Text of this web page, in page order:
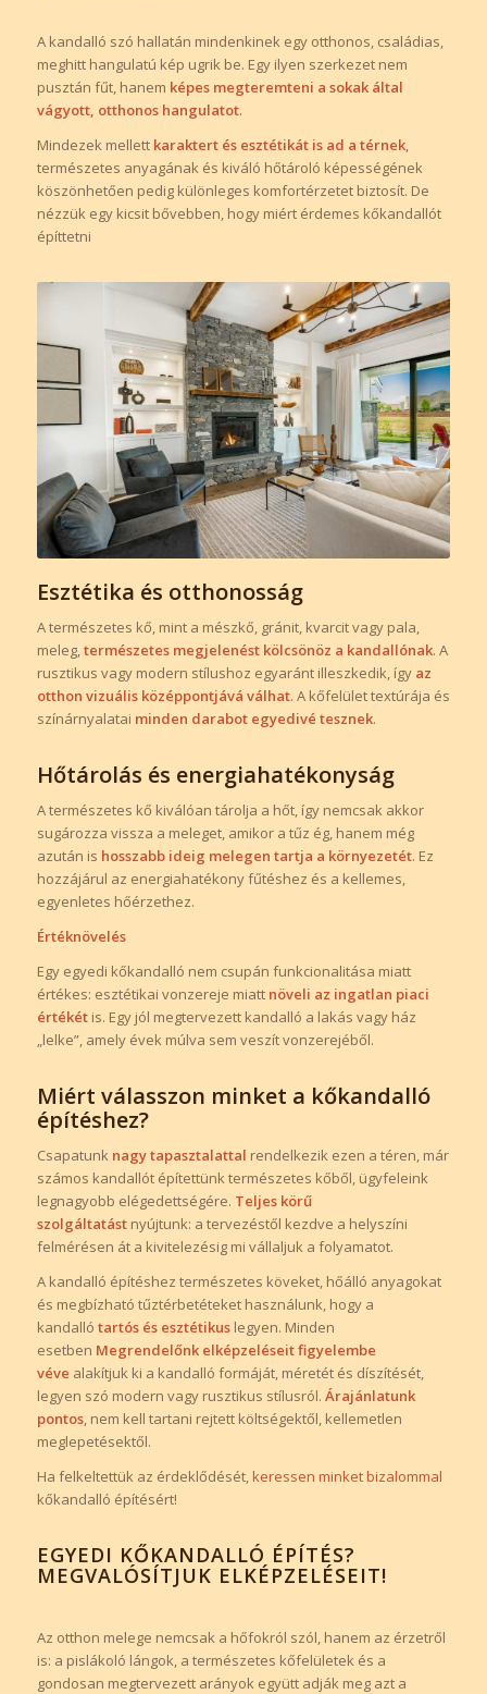
A kandalló szó hallatán mindenkinek egy otthonos, családias,
meghitt hangulatú kép ugrik be. Egy ilyen szerkezet nem
pusztán fűt, hanem képes megteremteni a sokak által
vágyott, otthonos hangulatot.
Mindezek mellett karaktert és esztétikát is ad a térnek,
természetes anyagának és kiváló hőtároló képességének
köszönhetően pedig különleges komfortérzetet biztosít. De
nézzük egy kicsit bővebben, hogy miért érdemes kőkandallót
építtetni
Esztétika és otthonosság
A természetes kő, mint a mészkő, gránit, kvarcit vagy pala,
meleg,természetes megjelenést kölcsönöz a kandallónak. A
rusztikus vagy modern stílushoz egyaránt illeszkedik, így az
otthon vizuális középpontjává válhat. A kőfelület textúrája és
színárnyalatai minden darabot egyedivé tesznek.
Hőtárolás és energiahatékonyság
A természetes kő kiválóan tárolja a hőt, így nemcsak akkor
sugározza vissza a meleget, amikor a tűz ég, hanem még
azután is hosszabb ideig melegen tartja a környezetét. Ez
hozzájárul az energiahatékony fűtéshez és a kellemes,
egyenletes hőérzethez.
Értéknövelés
Egy egyedi kőkandalló nem csupán funkcionalitása miatt
értékes: esztétikai vonzereje miatt növeli az ingatlan piaci
értékétis. Egy jól megtervezett kandalló a lakás vagy ház
„lelke”, amely évek múlva sem veszít vonzerejéből.
Miért válasszon minket a kőkandalló
építéshez?
Csapatunk nagy tapasztalattal rendelkezik ezen a téren, már
számos kandallót építettünk természetes kőből, ügyfeleink
legnagyobb elégedettségére. Teljes körű
szolgáltatást nyújtunk: a tervezéstől kezdve a helyszíni
felmérésen át a kivitelezésig mi vállaljuk a folyamatot.
A kandalló építéshez természetes köveket, hőálló anyagokat
és megbízható tűztérbetéteket használunk, hogy a
kandalló tartós és esztétikuslegyen. Minden
esetben Megrendelőnk elképzeléseit figyelembe
véve alakítjuk ki a kandalló formáját, méretét és díszítését,
legyen szó modern vagy rusztikus stílusról. Árajánlatunk
pontos, nem kell tartani rejtett költségektől, kellemetlen
meglepetésektől.
Ha felkeltettük az érdeklődését, keressen minket bizalommal
kőkandalló építésért!
EGYEDI KŐKANDALLÓ ÉPÍTÉS?
MEGVALÓSÍTJUK ELKÉPZELÉSEIT!
Az otthon melege nemcsak a hőfokról szól, hanem az érzetről
is: a pislákoló lángok, a természetes kőfelületek és a
gondosan megtervezett arányok együtt adják meg azt a